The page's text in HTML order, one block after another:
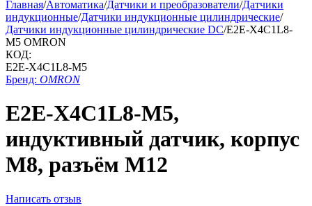
Главная/Автоматика/Датчики и преобразователи/Датчики
индукционные/Датчики индукционные цилиндрические/
Датчики индукционные цилиндрические DC/E2E-X4C1L8-
M5 OMRON
КОД:
E2E-X4C1L8-M5
Бренд: OMRON
E2E-X4C1L8-M5,
индуктивный датчик, корпус
М8, разъём M12
Написать отзыв